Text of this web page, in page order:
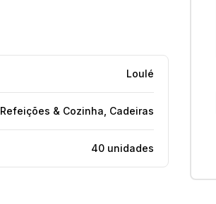
Loulé
Refeições & Cozinha, Cadeiras
40 unidades